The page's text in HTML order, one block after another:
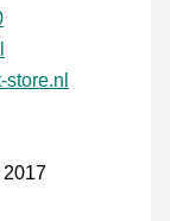
store.nl
2017